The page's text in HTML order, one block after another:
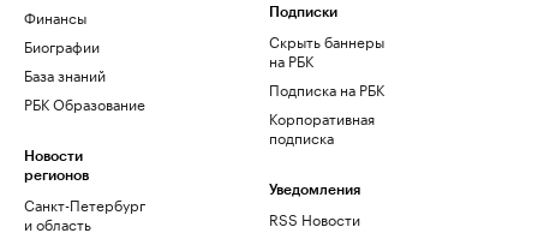
Финансы
Биографии
База знаний
РБК Образование
Новости
регионов
Санкт-Петербург
и область
Подписки
Скрыть баннеры
на РБК
Подписка на РБК
Корпоративная
подписка
Уведомления
RSS Новости